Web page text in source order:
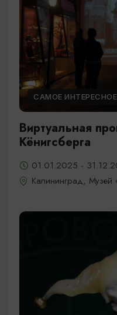
САМОЕ ИНТЕРЕСНОЕ
Виртуальная
Кёнигсберга
01.01.2025 -
Калининград,